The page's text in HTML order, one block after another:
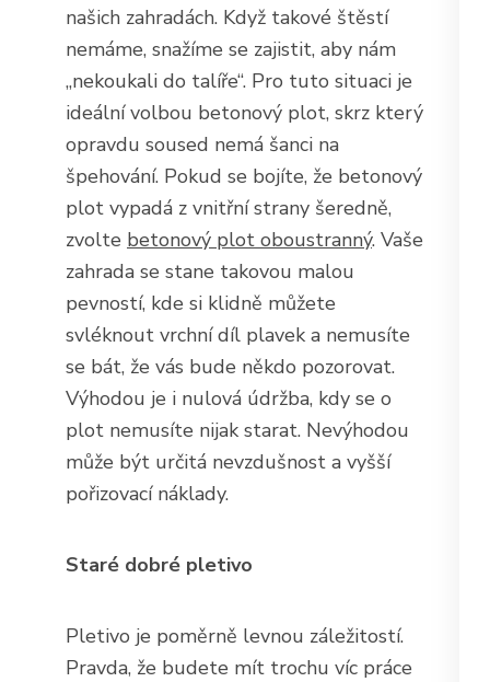
našich zahradách. Když takové štěstí
nemáme, snažíme se zajistit, aby nám
„nekoukali do talíře“. Pro tuto situaci je
ideální volbou betonový plot, skrz který
opravdu soused nemá šanci na
špehování. Pokud se bojíte, že betonový
plot vypadá z vnitřní strany šeredně,
zvolte betonový plot oboustranný. Vaše
zahrada se stane takovou malou
pevností, kde si klidně můžete
svléknout vrchní díl plavek a nemusíte
se bát, že vás bude někdo pozorovat.
Výhodou je i nulová údržba, kdy se o
plot nemusíte nijak starat. Nevýhodou
může být určitá nevzdušnost a vyšší
pořizovací náklady.
Staré dobré pletivo
Pletivo je poměrně levnou záležitostí.
Pravda, že budete mít trochu víc práce